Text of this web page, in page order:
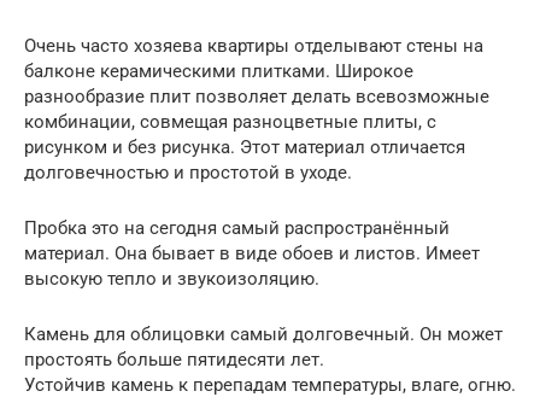
Очень часто хозяева квартиры отделывают стены на
балконе керамическими плитками. Широкое
разнообразие плит позволяет делать всевозможные
комбинации, совмещая разноцветные плиты, с
рисунком и без рисунка. Этот материал отличается
долговечностью и простотой в уходе.
Пробка это на сегодня самый распространённый
материал. Она бывает в виде обоев и листов. Имеет
высокую тепло и звукоизоляцию.
Камень для облицовки самый долговечный. Он может
простоять больше пятидесяти лет.
Устойчив камень к перепадам температуры, влаге, огню.